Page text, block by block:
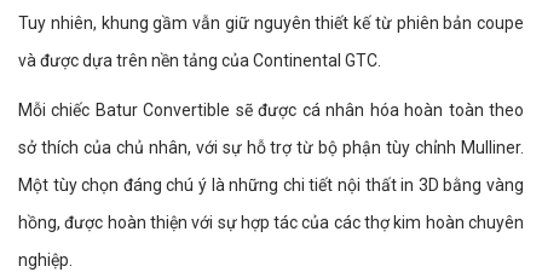
Tuy nhiên, khung gầm vẫn giữ nguyên thiết kế từ phiên bản coupe
và được dựa trên nền tảng của Continental GTC.
Mỗi chiếc Batur Convertible sẽ được cá nhân hóa hoàn toàn theo
sở thích của chủ nhân, với sự hỗ trợ từ bộ phận tùy chỉnh Mulliner.
Một tùy chọn đáng chú ý là những chi tiết nội thất in 3D bằng vàng
hồng, được hoàn thiện với sự hợp tác của các thợ kim hoàn chuyên
nghiệp.